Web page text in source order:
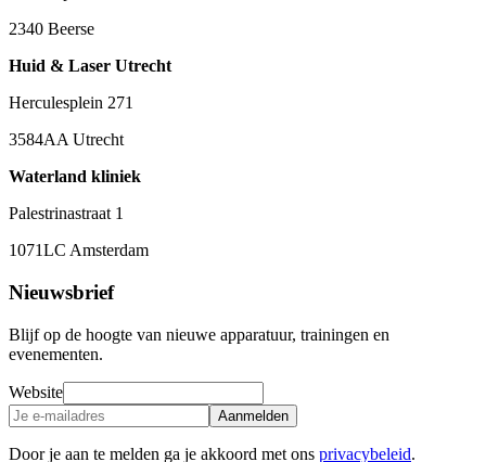
2340 Beerse
Huid & Laser Utrecht
Herculesplein 271
3584AA Utrecht
Waterland kliniek
Palestrinastraat 1
1071LC Amsterdam
Nieuwsbrief
Blijf op de hoogte van nieuwe apparatuur, trainingen en
evenementen.
Website
Aanmelden
Door je aan te melden ga je akkoord met ons privacybeleid.